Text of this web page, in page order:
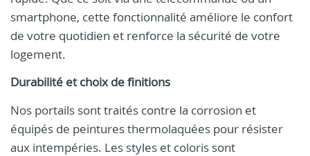
smartphone, cette fonctionnalité améliore le confort
de votre quotidien et renforce la sécurité de votre
logement.
Durabilité et choix de finitions
Nos portails sont traités contre la corrosion et
équipés de peintures thermolaquées pour résister
aux intempéries. Les styles et coloris sont